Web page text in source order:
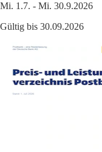
Mi. 1.7. - Mi. 30.9.2026
Gültig bis 30.09.2026